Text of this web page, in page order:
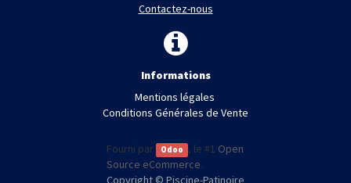
Contactez-nous
Informations
Mentions légales
Conditions Générales de Vente
Fourni par Odoo , le #1 Open
Source eCommerce.
Copyright © Piscine-Patinoire